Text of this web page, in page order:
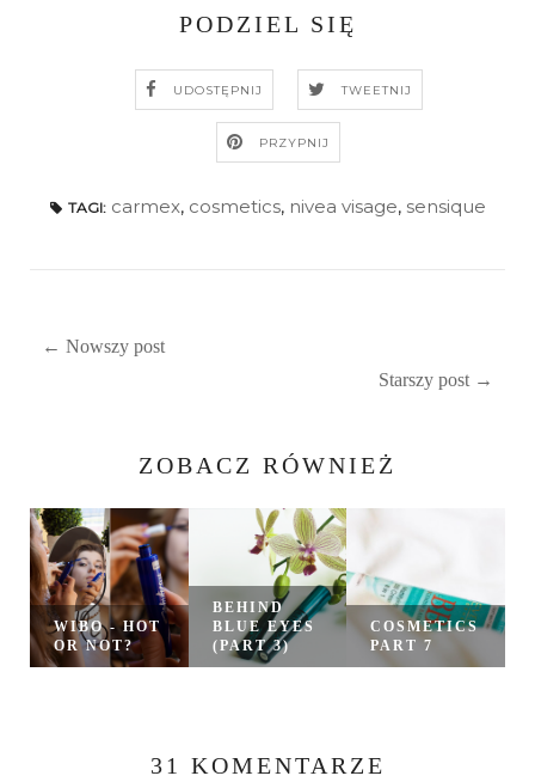
PODZIEL SIĘ
UDOSTĘPNIJ TWEETNIJ
PRZYPNIJ
TAGI: carmex, cosmetics, nivea visage, sensique
← Nowszy post
Starszy post →
ZOBACZ RÓWNIEŻ
WIBO - HOT
OR NOT?
BEHIND
BLUE EYES
(PART 3)
COSMETICS
PART 7
31 KOMENTARZE